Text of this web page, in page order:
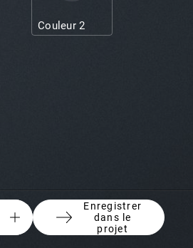
Couleur 2
{
Enregistrer
dans le
projet